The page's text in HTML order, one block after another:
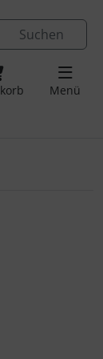
Suchen
Menü
das Bild.